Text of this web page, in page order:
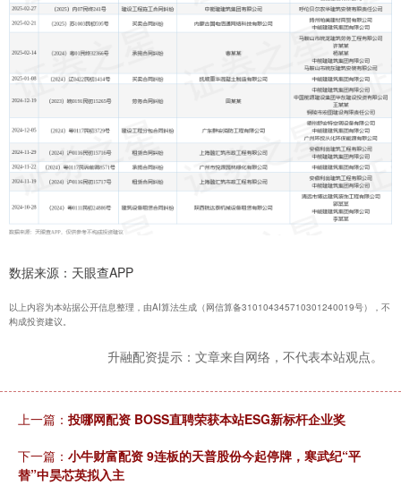
数据来源：天眼查APP
以上内容为本站据公开信息整理，由AI算法生成（网信算备310104345710301240019号），不
构成投资建议。
升融配资提示：文章来自网络，不代表本站观点。
上一篇： 投哪网配资 BOSS直聘荣获本站ESG新标杆企业奖
下一篇： 小牛财富配资 9连板的天普股份今起停牌，寒武纪“平
替”中昊芯英拟入主